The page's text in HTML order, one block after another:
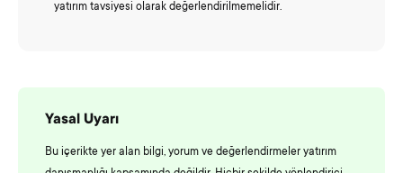
yatırım tavsiyesi olarak değerlendirilmemelidir.
Yasal Uyarı
Bu içerikte yer alan bilgi, yorum ve değerlendirmeler yatırım